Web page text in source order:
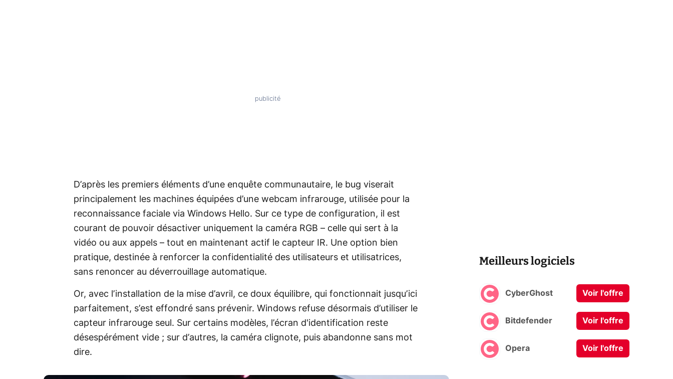
D’après les premiers éléments d’une enquête communautaire, le bug viserait
principalement les machines équipées d’une webcam infrarouge, utilisée pour la
reconnaissance faciale via Windows Hello. Sur ce type de configuration, il est
courant de pouvoir désactiver uniquement la caméra RGB – celle qui sert à la
vidéo ou aux appels – tout en maintenant actif le capteur IR. Une option bien
pratique, destinée à renforcer la confidentialité des utilisateurs et utilisatrices,
sans renoncer au déverrouillage automatique.
Or, avec l’installation de la mise d’avril, ce doux équilibre, qui fonctionnait jusqu’ici
parfaitement, s’est effondré sans prévenir. Windows refuse désormais d’utiliser le
capteur infrarouge seul. Sur certains modèles, l’écran d'identification reste
désespérément vide ; sur d’autres, la caméra clignote, puis abandonne sans mot
dire.
Meilleurs logiciels
CyberGhost Voir l'offre
Bitdefender Voir l'offre
Opera Voir l'offre